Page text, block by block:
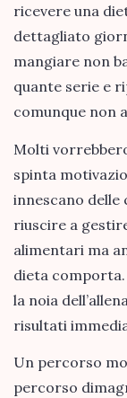
ricevere una
dettagliato
mangiare non
quante serie e
comunque non
Molti
spinta
innescano
riuscire a
alimentari ma
dieta comporta.
la noia
risultati
Un percorso
percorso